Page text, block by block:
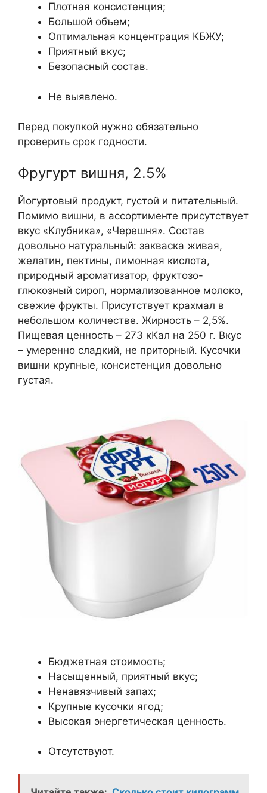
Плотная консистенция;
Большой объем;
Оптимальная концентрация КБЖУ;
Приятный вкус;
Безопасный состав.
Не выявлено.
Перед покупкой нужно обязательно
проверить срок годности.
Фругурт вишня, 2.5%
Йогуртовый продукт, густой и питательный.
Помимо вишни, в ассортименте присутствует
вкус «Клубника», «Черешня». Состав
довольно натуральный: закваска живая,
желатин, пектины, лимонная кислота,
природный ароматизатор, фруктозо-
глюкозный сироп, нормализованное молоко,
свежие фрукты. Присутствует крахмал в
небольшом количестве. Жирность – 2,5%.
Пищевая ценность – 273 кКал на 250 г. Вкус
– умеренно сладкий, не приторный. Кусочки
вишни крупные, консистенция довольно
густая.
Бюджетная стоимость;
Насыщенный, приятный вкус;
Ненавязчивый запах;
Крупные кусочки ягод;
Высокая энергетическая ценность.
Отсутствуют.